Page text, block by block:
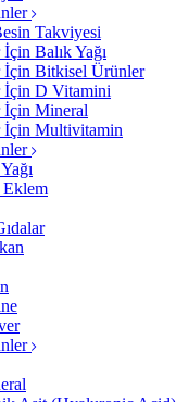
Takviyesi
Balık Yağı
İçin Bitkisel Ürünler
İçin D Vitamini
İçin Mineral
İçin Multivitamin